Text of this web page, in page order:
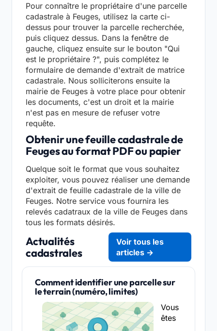
Pour connaître le propriétaire d'une parcelle
cadastrale à Feuges, utilisez la carte ci-
dessus pour trouver la parcelle recherchée,
puis cliquez dessus. Dans la fenêtre de
gauche, cliquez ensuite sur le bouton "Qui
est le propriétaire ?", puis complétez le
formulaire de demande d'extrait de matrice
cadastrale. Nous solliciterons ensuite la
mairie de Feuges à votre place pour obtenir
les documents, c'est un droit et la mairie
n'est pas en mesure de refuser votre
requête.
Obtenir une feuille cadastrale de
Feuges au format PDF ou papier
Quelque soit le format que vous souhaitez
exploiter, vous pouvez réaliser une demande
d'extrait de feuille cadastrale de la ville de
Feuges. Notre service vous fournira les
relevés cadatraux de la ville de Feuges dans
tous les formats désirés.
Actualités
cadastrales
Voir tous les
articles →
Comment identifier une parcelle sur
le terrain (numéro, limites)
Vous
êtes